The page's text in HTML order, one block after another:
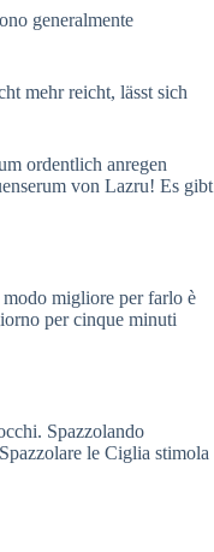
generalmente
mehr reicht, lässt sich
ordentlich anregen
von Lazru! Es gibt
migliore per farlo è
per cinque minuti
Spazzolando
le Ciglia stimola